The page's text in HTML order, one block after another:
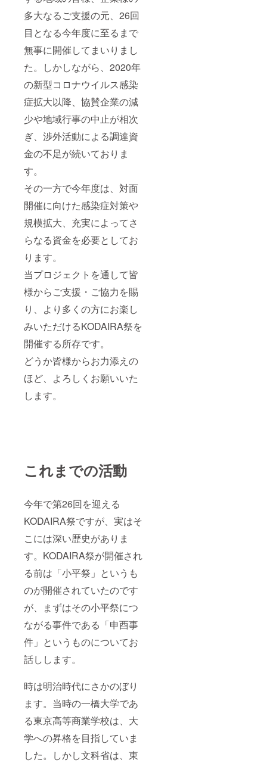
多大なるご支援の元、26回
目となる今年度に至るまで
無事に開催してまいりまし
た。しかしながら、2020年
の新型コロナウイルス感染
症拡大以降、協賛企業の減
少や地域行事の中止が相次
ぎ、渉外活動による調達資
金の不足が続いておりま
す。
その一方で今年度は、対面
開催に向けた感染症対策や
規模拡大、充実によってさ
らなる資金を必要としてお
ります。
当プロジェクトを通して皆
様からご支援・ご協力を賜
り、より多くの方にお楽し
みいただけるKODAIRA祭を
開催する所存です。
どうか皆様からお力添えの
ほど、よろしくお願いいた
します。
これまでの活動
今年で第26回を迎える
KODAIRA祭ですが、実はそ
こには深い歴史がありま
す。KODAIRA祭が開催され
る前は「小平祭」というも
のが開催されていたのです
が、まずはその小平祭につ
ながる事件である「申酉事
件」というものについてお
話しします。
時は明治時代にさかのぼり
ます。当時の一橋大学であ
る東京高等商業学校は、大
学への昇格を目指していま
した。しかし文科省は、東